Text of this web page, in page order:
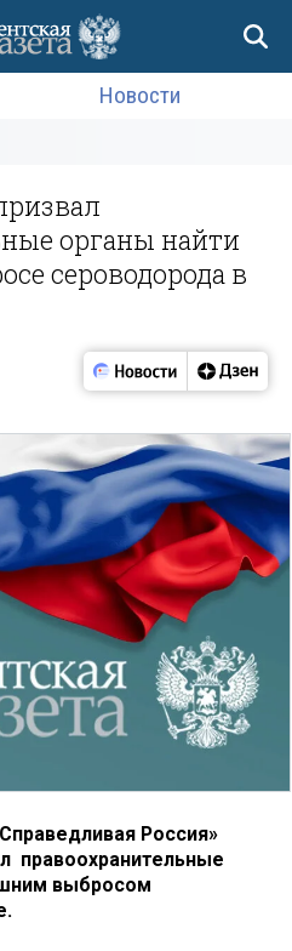
Новости
органы найти
сероводорода в
Россия»
правоохранительные
выбросом